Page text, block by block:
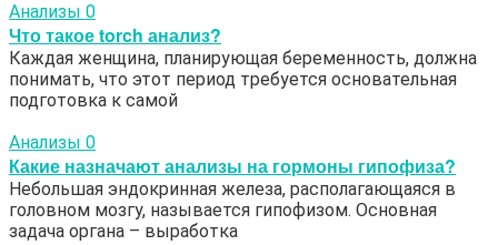
Анализы 0
Что такое torch анализ?
Каждая женщина, планирующая беременность, должна
понимать, что этот период требуется основательная
подготовка к самой
Анализы 0
Какие назначают анализы на гормоны гипофиза?
Небольшая эндокринная железа, располагающаяся в
головном мозгу, называется гипофизом. Основная
задача органа – выработка